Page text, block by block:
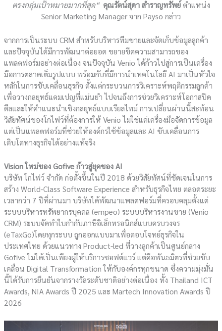
ตรงกลุ่มเป้าหมายมากที่สุด“ คุณรัตน์สุดา สำราญทรัพย์ตำแหน่ง
Senior Marketing Manager จาก Payso กล่าว
จากการเป็นระบบ CRM สำหรับบริหารทีมขายและจัดเก็บข้อมูลลูกค้า
และปัจจุบันได้มีการพัฒนาต่อยอด ขยายขีดความสามารถของ
แพลตฟอร์มอย่างต่อเนื่อง จนปัจจุบัน Venio ได้ก้าวไปสู่การเป็นเครื่อง
มือการตลาดเต็มรูปแบบ พร้อมกับที่มีการนำเทคโนโลยี AI มาเป็นหัวใจ
หลักในการขับเคลื่อนธุรกิจ ตั้งแต่กระบวนการวิเคราะห์พฤติกรรมลูกค้า
เพื่อวางกลยุทธ์แคมเปญที่แม่นยำ ไปจนถึงการช่วยวิเคราะห์โอกาสปิด
ดีลและให้คำแนะนำเชิงกลยุทธ์แบบเรียลไทม์ การเปลี่ยนผ่านนี้สะท้อน
วิสัยทัศน์ของโกไฟว์ที่ต้องการให้ Venio ไม่ใช่แค่เครื่องมือจัดการข้อมูล
แต่เป็นแพลตฟอร์มที่ช่วยให้องค์กรใช้ข้อมูลและ AI ขับเคลื่อนการ
เติบโตทางธุรกิจได้อย่างแท้จริง
Vision ใหม่ของ Gofive ก้าวสู่ยุคของ AI
บริษัท โกไฟว์ จำกัด ก่อตั้งขึ้นในปี 2018 ด้วยวิสัยทัศน์ที่ชัดเจนในการ
สร้าง World-Class Software Experience สำหรับธุรกิจไทย ตลอดระยะ
เวลากว่า 7 ปีที่ผ่านมา บริษัทได้พัฒนาแพลตฟอร์มที่ครอบคลุมตั้งแต่
ระบบบริหารทรัพยากรบุคคล (empeo) ระบบบริหารงานขาย (Venio
CRM) ระบบจัดทำใบกำกับภาษีอิเล็กทรอนิกส์แบบครบวงจร
(eTaxGo)โดยทุกระบบ ถูกออกแบบมาเพื่อตอบโจทย์ธุรกิจใน
ประเทศไทย ด้วยแนวทาง Product-led ที่วางลูกค้าเป็นศูนย์กลาง
Gofive ไม่ได้เป็นเพียงผู้ให้บริการซอฟต์แวร์ แต่คือพันธมิตรที่ช่วยขับ
เคลื่อน Digital Transformation ให้กับองค์กรทุกขนาด ซึ่งความมุ่งมั่น
นี้ได้รับการยืนยันจากรางวัลระดับชาติอย่างต่อเนื่อง ทั้ง Thailand ICT
Awards, NIA Awards ปี 2025 และ Martech Innovation Awards ปี
2026